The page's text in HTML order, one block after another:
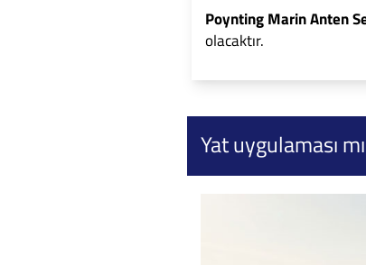
Poynting Marin Anten
olacaktır.
Yat uygulaması